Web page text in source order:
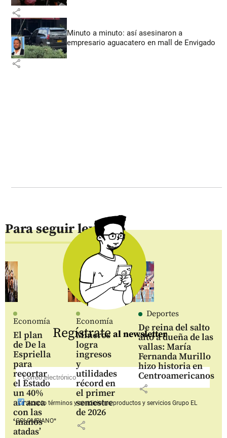
share
Minuto a minuto: así asesinaron a
empresario aguacatero en mall de Envigado
share
Para seguir leyendo
Economía
El plan
de De la
Espriella
para
recortar
el Estado
un 40%
arranca
con las
‘manos
atadas’
Economía
Mineros
logra
ingresos
y
utilidades
récord en
el primer
semestre
de 2026
share
Deportes
De reina del salto
alto a dueña de las
vallas: María
Fernanda Murillo
hizo historia en
Centroamericanos
share
Regístrate al newsletter
Aceptotérminos y condiciones productos y serviciosGrupo EL
COLOMBIANO*